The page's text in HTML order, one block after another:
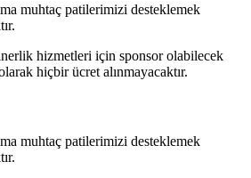
muhtaç patilerimizi desteklemek
hizmetleri için sponsor olabilecek
hiçbir ücret alınmayacaktır.
muhtaç patilerimizi desteklemek